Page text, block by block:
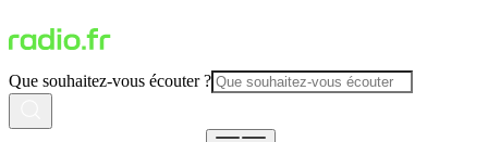
Que souhaitez-vous écouter ?